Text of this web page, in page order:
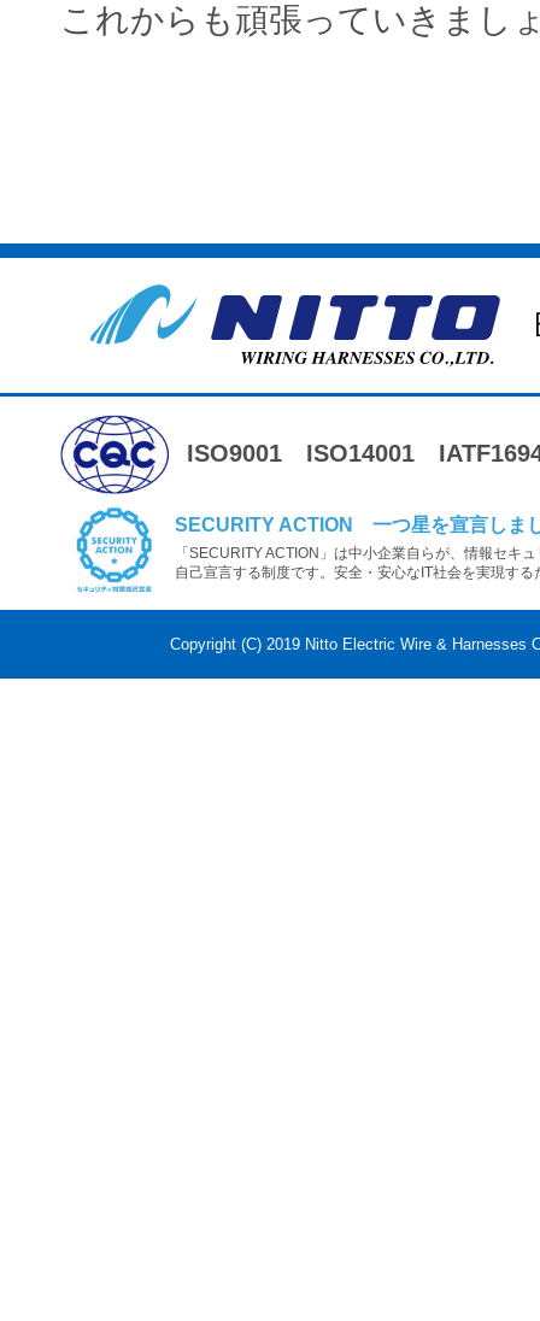
これからも頑張っていきまし
ISO9001 ISO14001
SECURITY ACTION 一つ星を宣言しま
「SECURITY ACTION」は中小企業自らが、情報セキ
自己宣言する制度です。安全・安心なIT社会を実現す
Copyright (C) 2019 Nitto Electric Wire & Harnesses